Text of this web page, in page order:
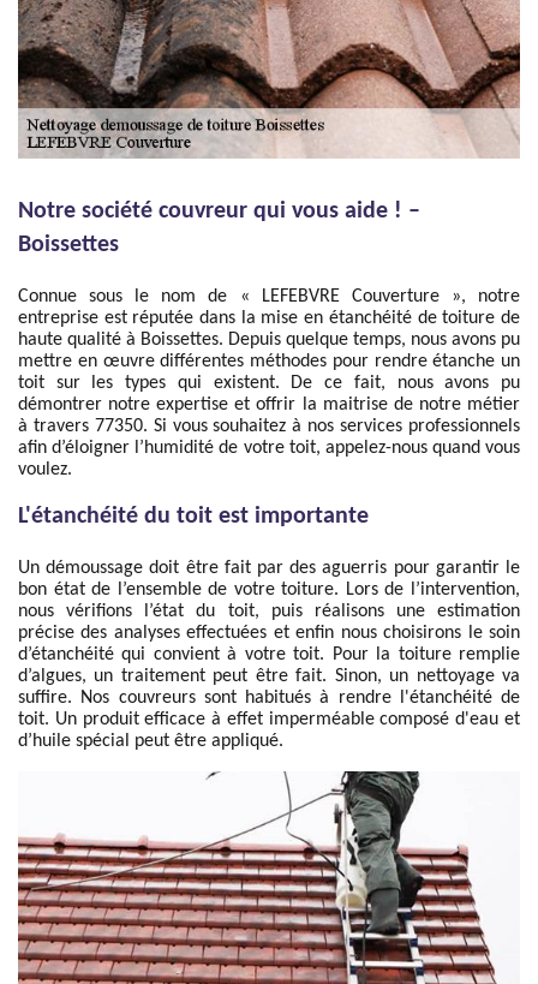
Notre société couvreur qui vous aide ! –
Boissettes
Connue sous le nom de « LEFEBVRE Couverture », notre
entreprise est réputée dans la mise en étanchéité de toiture de
haute qualité à Boissettes. Depuis quelque temps, nous avons pu
mettre en œuvre différentes méthodes pour rendre étanche un
toit sur les types qui existent. De ce fait, nous avons pu
démontrer notre expertise et offrir la maitrise de notre métier
à travers 77350. Si vous souhaitez à nos services professionnels
afin d’éloigner l’humidité de votre toit, appelez-nous quand vous
voulez.
L'étanchéité du toit est importante
Un démoussage doit être fait par des aguerris pour garantir le
bon état de l’ensemble de votre toiture. Lors de l’intervention,
nous vérifions l’état du toit, puis réalisons une estimation
précise des analyses effectuées et enfin nous choisirons le soin
d’étanchéité qui convient à votre toit. Pour la toiture remplie
d’algues, un traitement peut être fait. Sinon, un nettoyage va
suffire. Nos couvreurs sont habitués à rendre l'étanchéité de
toit. Un produit efficace à effet imperméable composé d'eau et
d’huile spécial peut être appliqué.